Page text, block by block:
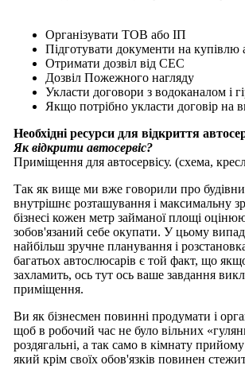
Організувати ТОВ або ІП
Підготувати документи на
Отримати дозвіл від СЕС
Дозвіл Пожежного нагляду
Укласти договори з водоканалом і
Якщо потрібно укласти договір на
Необхідні ресурси для відкриття
Як відкрити автосервіс?
Приміщення для автосервісу. (схема,
Так як вище ми вже говорили про
внутрішнє розташування і максимальну
бізнесі кожен метр займаної площі
зобов'язаний себе окупати. У цьому
найбільш зручне планування і
багатьох автослюсарів є той факт, що
захламить, ось тут ось ваше завдання
приміщення.
Ви як бізнесмен повинні продумати і
щоб в робочий час не було вільних
роздягальні, а так само в кімнату
який крім своїх обов'язків повинен